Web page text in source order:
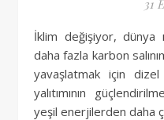
31
İklim değişiyor, dünya ısınıyor, artan enerji ihtiyacı
daha fazla karbon
yavaşlatmak için dizel
yalıtımının
yeşil enerjilerden daha